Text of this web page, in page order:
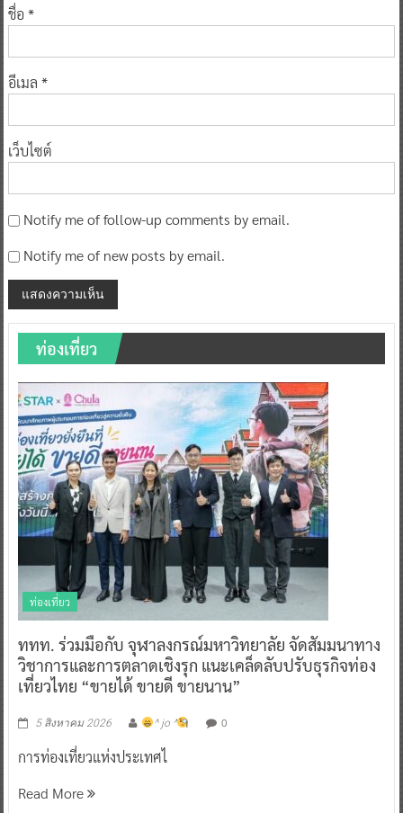
ชื่อ *
อีเมล *
เว็บไซต์
Notify me of follow-up comments by email.
Notify me of new posts by email.
ท่องเที่ยว
ท่องเที่ยว
ททท. ร่วมมือกับ จุฬาลงกรณ์มหาวิทยาลัย จัดสัมมนาทาง
วิชาการและการตลาดเชิงรุก แนะเคล็ดลับปรับธุรกิจท่อง
เที่ยวไทย “ขายได้ ขายดี ขายนาน”
5 สิงหาคม 2026 ^ jo ^ 0
การท่องเที่ยวแห่งประเทศไ
Read More